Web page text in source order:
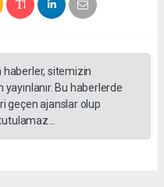
haberler, sitemizin
Bu haberlerde
geçen ajanslar olup